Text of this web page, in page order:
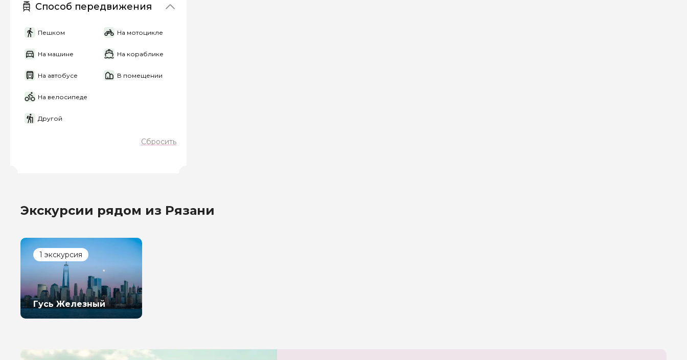
Способ передвижения
Пешком На мотоцикле
На машине На кораблике
На автобусе В помещении
На велосипеде
Другой
Сбросить
Экскурсии рядом из Рязани
1 экскурсия
Гусь Железный
Если у вас есть интересующие вопросы, можете их задать
персональных данных